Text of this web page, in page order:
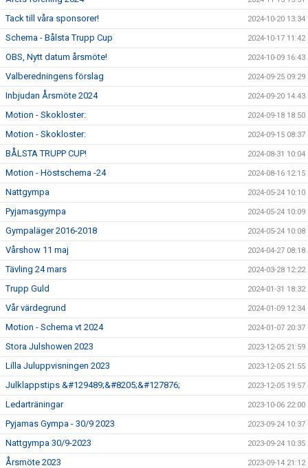
Tack till våra sponsorer! 2024-10-20 13:34
Schema - Bålsta Trupp Cup 2024-10-17 11:42
OBS, Nytt datum årsmöte! 2024-10-09 16:43
Valberedningens förslag 2024-09-25 09:29
Inbjudan Årsmöte 2024 2024-09-20 14:43
Motion - Skokloster: 2024-09-18 18:50
Motion - Skokloster: 2024-09-15 08:37
BÅLSTA TRUPP CUP! 2024-08-31 10:04
Motion - Höstschema -24 2024-08-16 12:15
Nattgympa 2024-05-24 10:10
Pyjamasgympa 2024-05-24 10:09
Gympaläger 2016-2018 2024-05-24 10:08
Vårshow 11 maj 2024-04-27 08:18
Tävling 24 mars 2024-03-28 12:22
Trupp Guld 2024-01-31 18:32
Vår värdegrund 2024-01-09 12:34
Motion - Schema vt 2024 2024-01-07 20:37
Stora Julshowen 2023 2023-12-05 21:59
Lilla Juluppvisningen 2023 2023-12-05 21:55
Julklappstips &#129489;&#8205;&#127876; 2023-12-05 19:57
Ledarträningar 2023-10-06 22:00
Pyjamas Gympa - 30/9 2023 2023-09-24 10:37
Nattgympa 30/9-2023 2023-09-24 10:35
Årsmöte 2023 2023-09-14 21:12